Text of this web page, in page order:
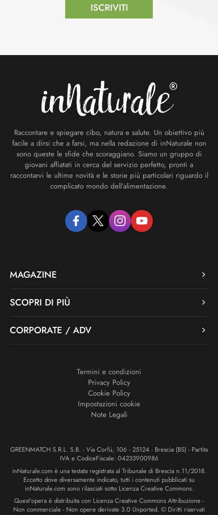
ISCRIVITI
Raccontare e spiegare cibo, natura e salute. Un obiettivo più
facile a dirsi che a farsi, ma nella redazione di inNaturale non
sono queste le sfide che scoraggiano. Siamo un gruppo di
giovani affiatati in cerca del servizio perfetto, pronti a
raccontarvi le ultime novità e le storie più particolari riguardo il
complicato mondo dell’alimentazione.
facebooktwitter instagramyoutube
MAGAZINE
SCOPRI DI PIÙ
CORPORATE / ADV
Termini e condizioni
Privacy Policy
Cookie Policy
Impostazioni cookie
Note Legali
GREENMATCH S.R.L. S.B. - Via Corfù, 106 - 25124 - Brescia (BS) - Partita
IVA e CodiceFiscale: 04233900986
inNaturale.com è una testata registrata al Tribunale di Brescia n.11/2018.
Eccetto dove diversamente indicato, tutti i contenuti pubblicati su
inNaturale.com sono rilasciati sotto Licenza Creative Commons.
Quest’opera è distribuita con Licenza Creative Commons Attribuzione -
Non commerciale - Non opere derivate 3.0 Unported. © Diritti riservati